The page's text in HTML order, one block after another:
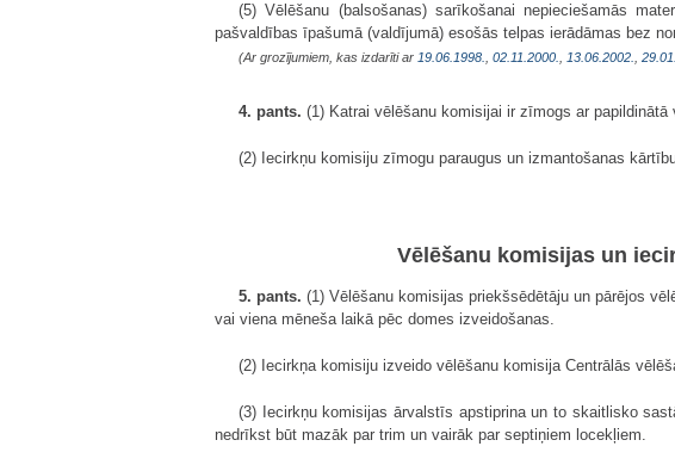
(5) Vēlēšanu (balsošanas) sarīkošanai nepieciešamās
pašvaldības īpašumā (valdījumā) esošās telpas ierādāmas bez
(Ar grozījumiem, kas izdarīti ar 19.06.1998., 02.11.2000., 13.06.2002.,
4. pants. (1) Katrai vēlēšanu komisijai ir zīmogs ar
(2) Iecirkņu komisiju zīmogu paraugus un izmantošanas
Vēlēšanu komisijas un
5. pants. (1) Vēlēšanu komisijas priekšsēdētāju un pārējos
vai viena mēneša laikā pēc domes izveidošanas.
(2) Iecirkņa komisiju izveido vēlēšanu komisija Centrālās
(3) Iecirkņu komisijas ārvalstīs apstiprina un to skaitlisko
nedrīkst būt mazāk par trim un vairāk par septiņiem locekļiem.